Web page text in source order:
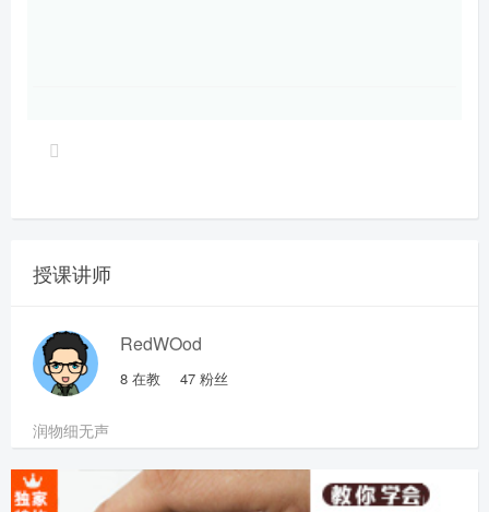
授课讲师
RedWOod
8 在教 47 粉丝
润物细无声